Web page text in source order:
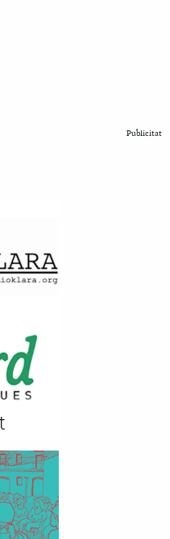
Publicitat